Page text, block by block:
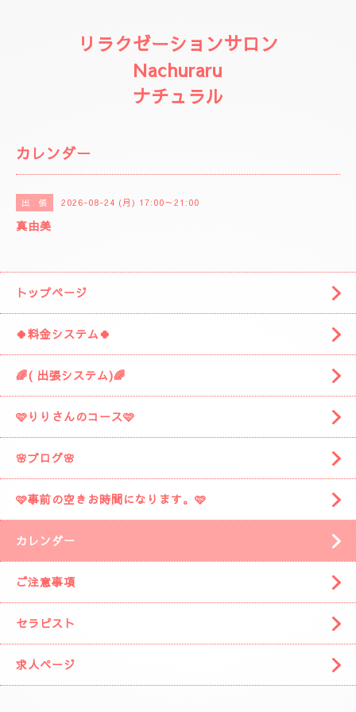
リラクゼーションサロン
Nachuraru
ナチュラル
カレンダー
出 張 2026-08-24 (月) 17:00～21:00
真由美
トップページ
🍀料金システム🍀
🌈( 出張システム)🌈
🩷りりさんのコース🩷
🌸ブログ🌸
🩷事前の空きお時間になります。🩷
カレンダー
ご注意事項
セラピスト
求人ページ